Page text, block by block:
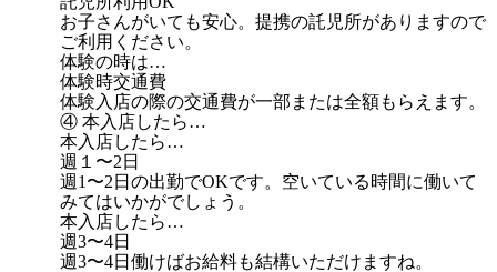
お子さんがいても安心。提携の託児所がありますので
ご利用ください。
体験の時は…
体験時交通費
体験入店の際の交通費が一部または全額もらえます。
④ 本入店したら…
本入店したら…
週１〜2日
週1〜2日の出勤でOKです。空いている時間に働いて
みてはいかがでしょう。
本入店したら…
週3〜4日
週3〜4日働けばお給料も結構いただけますね。